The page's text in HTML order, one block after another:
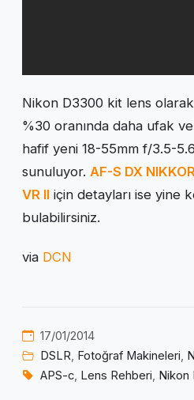
Nikon D3300 kit lens
%30 oranında daha ufak
hafif yeni 18-55mm f/3.5-
sunuluyor. AF-S DX
VR II için detayları ise yine
bulabilirsiniz.
via DCN
17/01/2014
DSLR, Fotoğraf Makineleri,
APS-c, Lens Rehberi, Nikon